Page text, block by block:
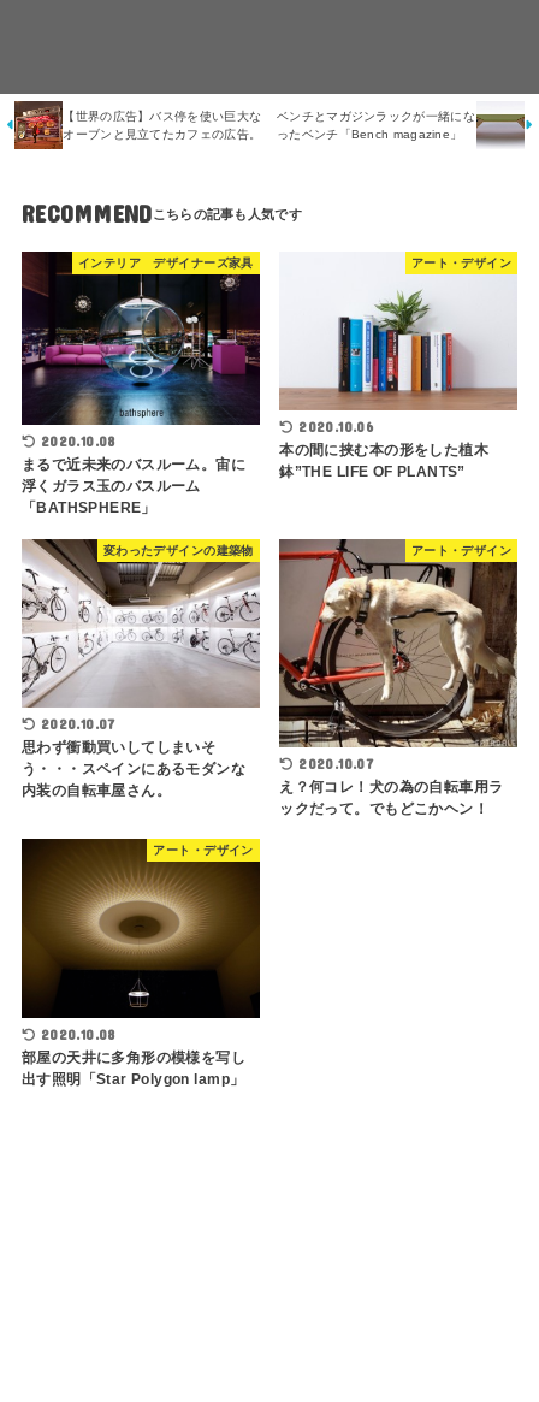
【世界の広告】バス停を使い巨大な
オーブンと見立てたカフェの広告。
ベンチとマガジンラックが一緒にな
ったベンチ「Bench magazine」
RECOMMEND
インテリア デザイナーズ家具
2020.10.08
まるで近未来のバスルーム。宙に
浮くガラス玉のバスルーム
「BATHSPHERE」
アート・デザイン
2020.10.06
本の間に挟む本の形をした植木
鉢”THE LIFE OF PLANTS”
変わったデザインの建築物
2020.10.07
思わず衝動買いしてしまいそ
う・・・スペインにあるモダンな
内装の自転車屋さん。
アート・デザイン
2020.10.07
え？何コレ！犬の為の自転車用ラ
ックだって。でもどこかヘン！
アート・デザイン
2020.10.08
部屋の天井に多角形の模様を写し
出す照明「Star Polygon lamp」